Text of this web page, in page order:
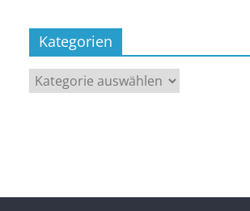
Kategorien
Kategorien